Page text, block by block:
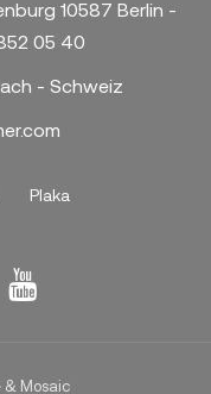
10587 Berlin -
05 40
- Schweiz
Plaka
Mosaic